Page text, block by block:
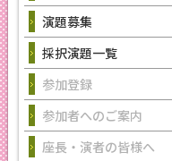
演題募集
採択演題一覧
参加登録
参加者へのご案内
座長・演者の皆様へ